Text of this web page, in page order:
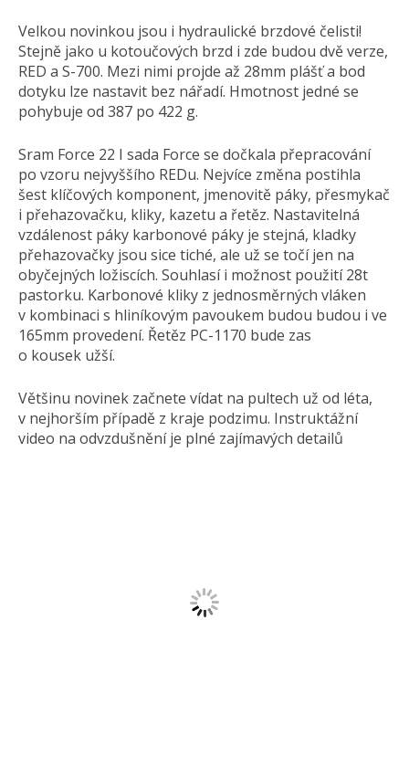
Velkou novinkou jsou i hydraulické brzdové čelisti!
Stejně jako u kotoučových brzd i zde budou dvě verze,
RED a S-700. Mezi nimi projde až 28mm plášť a bod
dotyku lze nastavit bez nářadí. Hmotnost jedné se
pohybuje od 387 po 422 g.
Sram Force 22 I sada Force se dočkala přepracování
po vzoru nejvyššího REDu. Nejvíce změna postihla
šest klíčových komponent, jmenovitě páky, přesmykač
i přehazovačku, kliky, kazetu a řetěz. Nastavitelná
vzdálenost páky karbonové páky je stejná, kladky
přehazovačky jsou sice tiché, ale už se točí jen na
obyčejných ložiscích. Souhlasí i možnost použití 28t
pastorku. Karbonové kliky z jednosměrných vláken
v kombinaci s hliníkovým pavoukem budou budou i ve
165mm provedení. Řetěz PC-1170 bude zas
o kousek užší.
Většinu novinek začnete vídat na pultech už od léta,
v nejhorším případě z kraje podzimu. Instruktážní
video na odvzdušnění je plné zajímavých detailů